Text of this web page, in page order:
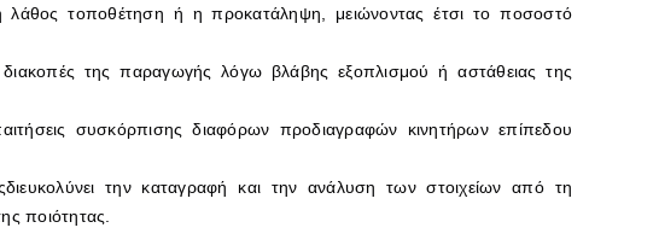
λάθος τοποθέτηση ή η προκατάληψη, μειώνοντας έτσι το ποσοστό
διακοπές της παραγωγής λόγω βλάβης εξοπλισμού ή αστάθειας της
συσκόρπισης διαφόρων προδιαγραφών κινητήρων επίπεδου
διευκολύνει την καταγραφή και την ανάλυση των στοιχείων από τη
ποιότητας.